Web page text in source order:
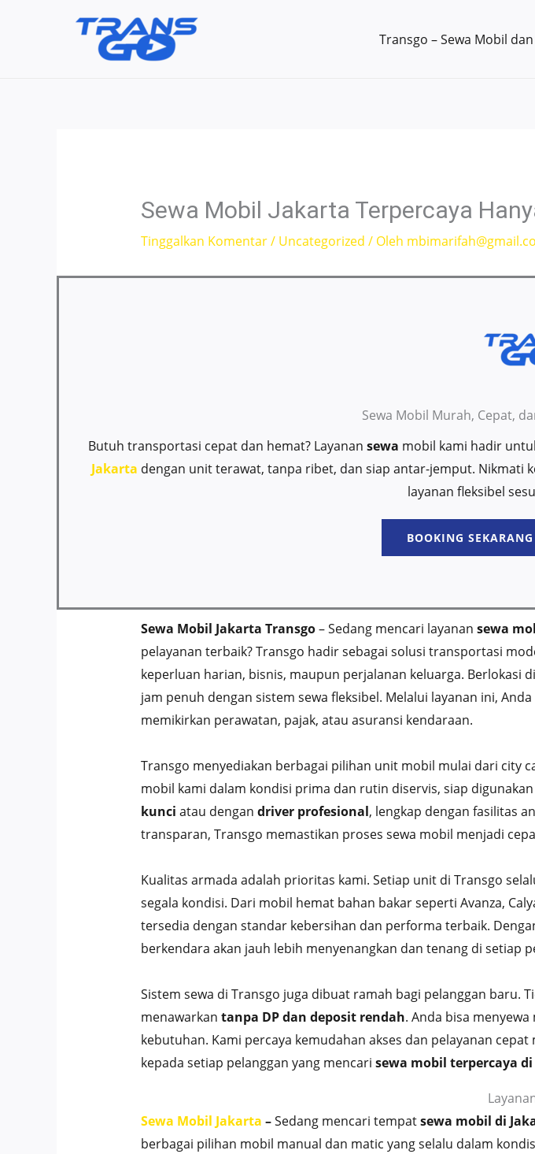
Transgo – Sewa Mobil
Sewa Mobil Jakarta Terpercaya
Tinggalkan Komentar/ Uncategorized / Oleh
Sewa Mobil Murah, Cepat,
Butuh transportasi cepat dan hemat? Layanan sewa mobil kami hadir
Jakarta dengan unit terawat, tanpa ribet, dan siap antar-jemput. Nikmati
layanan fleksibel
BOOKING
Sewa Mobil Jakarta Transgo– Sedang mencari layanan sewa
pelayanan terbaik? Transgo hadir sebagai solusi transportasi
keperluan harian, bisnis, maupun perjalanan keluarga. Berlokasi
jam penuh dengan sistem sewa fleksibel. Melalui layanan ini,
memikirkan perawatan, pajak, atau asuransi kendaraan.
Transgo menyediakan berbagai pilihan unit mobil mulai dari city
mobil kami dalam kondisi prima dan rutin diservis, siap
kunci atau dengan driver profesional, lengkap dengan fasilitas
transparan, Transgo memastikan proses sewa mobil menjadi
Kualitas armada adalah prioritas kami. Setiap unit di Transgo
segala kondisi. Dari mobil hemat bahan bakar seperti Avanza,
tersedia dengan standar kebersihan dan performa terbaik.
berkendara akan jauh lebih menyenangkan dan tenang di setiap
Sistem sewa di Transgo juga dibuat ramah bagi pelanggan baru.
menawarkan tanpa DP dan deposit rendah. Anda bisa
kebutuhan. Kami percaya kemudahan akses dan pelayanan
kepada setiap pelanggan yang mencari sewa mobil terpercaya di
Sewa Mobil Jakarta –Sedang mencari tempatsewa mobil di
berbagai pilihan mobil manual dan matic yang selalu dalam